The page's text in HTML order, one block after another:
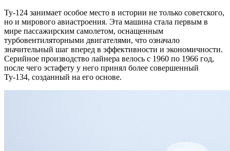
Ту-124 занимает особое место в истории не только советского,
но и мирового авиастроения. Эта машина стала первым в
мире пассажирским самолетом, оснащенным
турбовентиляторными двигателями, что означало
значительный шаг вперед в эффективности и экономичности.
Серийное производство лайнера велось с 1960 по 1966 год,
после чего эстафету у него принял более совершенный
Ту-134, созданный на его основе.